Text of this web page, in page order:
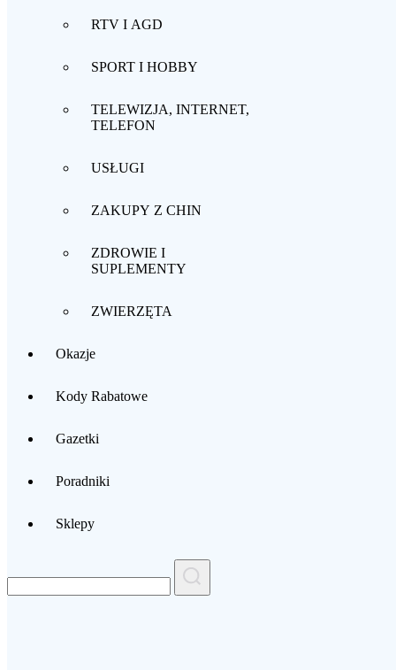
RTV I AGD
SPORT I HOBBY
TELEWIZJA, INTERNET,
TELEFON
USŁUGI
ZAKUPY Z CHIN
ZDROWIE I
SUPLEMENTY
ZWIERZĘTA
Okazje
Kody Rabatowe
Gazetki
Poradniki
Sklepy